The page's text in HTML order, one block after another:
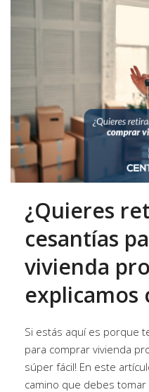
¿Quieres
cesantías
vivienda
explicamos
Si estás aquí es porque
para comprar vivienda
súper fácil! En este
camino que debes